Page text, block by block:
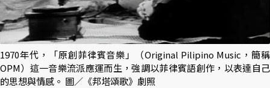
1970年代，「原創菲律賓音樂」（Original Pilipino Music，簡稱
OPM）這一音樂流派應運而生，強調以菲律賓語創作，以表達自己
的思想與情感。 圖／《邦塔頌歌》劇照